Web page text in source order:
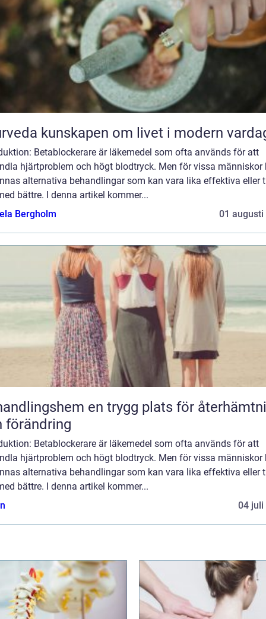
Ayurveda kunskapen om livet i modern
Betablockerare är läkemedel som ofta används för att
hjärtproblem och högt blodtryck. Men för vissa människor
alternativa behandlingar som kan vara lika effektiva eller
bättre. I denna artikel kommer...
Bergholm
01 augusti
en trygg plats för återhämtning
förändring
Betablockerare är läkemedel som ofta används för att
hjärtproblem och högt blodtryck. Men för vissa människor
alternativa behandlingar som kan vara lika effektiva eller
bättre. I denna artikel kommer...
04 juli